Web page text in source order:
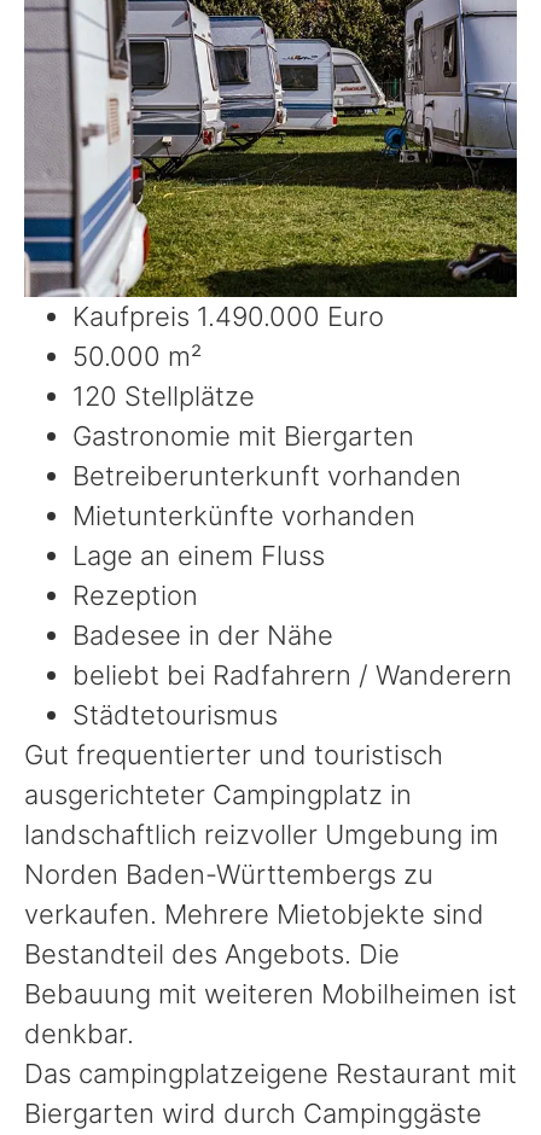
Kaufpreis 1.490.000 Euro
50.000 m²
120 Stellplätze
Gastronomie mit Biergarten
Betreiberunterkunft vorhanden
Mietunterkünfte vorhanden
Lage an einem Fluss
Rezeption
Badesee in der Nähe
beliebt bei Radfahrern / Wanderern
Städtetourismus
Gut frequentierter und touristisch
ausgerichteter Campingplatz in
landschaftlich reizvoller Umgebung im
Norden Baden-Württembergs zu
verkaufen. Mehrere Mietobjekte sind
Bestandteil des Angebots. Die
Bebauung mit weiteren Mobilheimen ist
denkbar.
Das campingplatzeigene Restaurant mit
Biergarten wird durch Campinggäste